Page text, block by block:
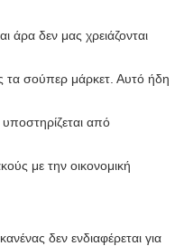
άρα δεν μας χρειάζονται
τα σούπερ μάρκετ. Αυτό ήδη
από
με την οικονομική
δεν ενδιαφέρεται για